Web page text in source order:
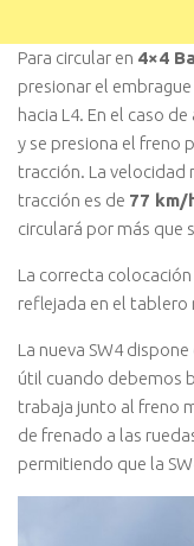
Para circular en 4×4
presionar el
hacia L4. En el caso
y se presiona el freno
tracción. La velocidad
tracción es de 77 km/
circulará por más que
La correcta colocación
reflejada en el tablero
La nueva SW4 dispone
útil cuando debemos
trabaja junto al freno
de frenado a las
permitiendo que la